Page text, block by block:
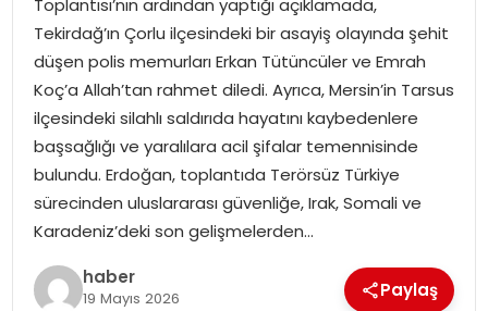
EKONOMI
MAGAZIN
DÜNYA
OTOMOBIL
Tekirdağ’ın Çorlu ilçesindeki bir asayiş olayında şehit
düşen polis memurları Erkan Tütüncüler ve Emrah
Koç’a Allah’tan rahmet diledi. Ayrıca, Mersin’in Tarsus
ilçesindeki silahlı saldırıda hayatını kaybedenlere
başsağlığı ve yaralılara acil şifalar temennisinde
bulundu. Erdoğan, toplantıda Terörsüz Türkiye
sürecinden uluslararası güvenliğe, Irak, Somali ve
Karadeniz’deki son gelişmelerden…
haber
19 Mayıs 2026 Paylaş